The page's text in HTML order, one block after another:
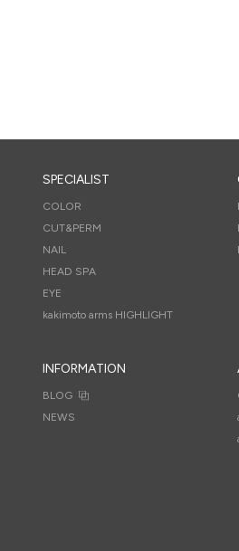
SPECIALIST
COLOR
CUT&PERM
NAIL
HEAD SPA
EYE
kakimoto arms HIGHLIGHT
INFORMATION
BLOG
NEWS